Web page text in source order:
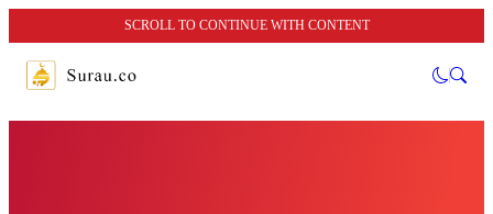
SCROLL TO CONTINUE WITH CONTENT